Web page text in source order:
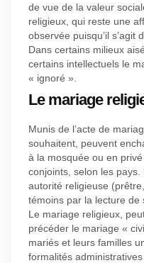
de vue de la valeur
religieux, qui reste une
observée puisqu’il s’agit
Dans certains milieux
certains intellectuels le
« ignoré ».
Le mariage
Munis de l’acte de
souhaitent, peuvent
à la mosquée ou en
conjoints, selon les pays.
autorité religieuse
témoins par la lecture de
Le mariage religieux,
précéder le mariage «
mariés et leurs familles
formalités administratives